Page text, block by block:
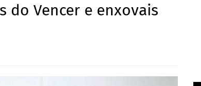
do Vencer e enxovais